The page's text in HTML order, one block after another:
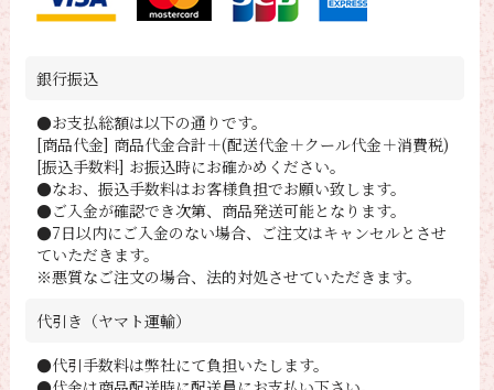
銀行振込
●お支払総額は以下の通りです。
[商品代金] 商品代金合計＋(配送代金＋クール代金＋消費税)
[振込手数料] お振込時にお確かめください。
●なお、振込手数料はお客様負担でお願い致します。
●ご入金が確認でき次第、商品発送可能となります。
●7日以内にご入金のない場合、ご注文はキャンセルとさせ
ていただきます。
※悪質なご注文の場合、法的対処させていただきます。
代引き（ヤマト運輸）
●代引手数料は弊社にて負担いたします。